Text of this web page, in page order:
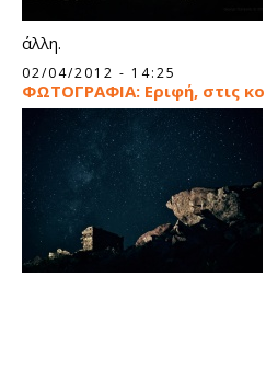
άλλη.
02/04/2012 - 14:25
ΦΩΤΟΓΡΑΦΙΑ: Εριφή, στις